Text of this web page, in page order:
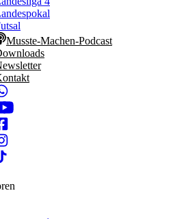
Musste-Machen-Podcast